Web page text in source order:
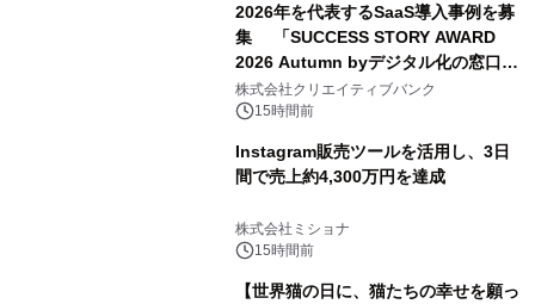
2026年を代表するSaaS導入事例を募
集 「SUCCESS STORY AWARD
2026 Autumn byデジタル化の窓口」
開催
株式会社クリエイティブバンク
15時間前
Instagram販売ツールを活用し、3日
間で売上約4,300万円を達成
株式会社ミショナ
15時間前
【世界猫の日に、猫たちの幸せを願っ